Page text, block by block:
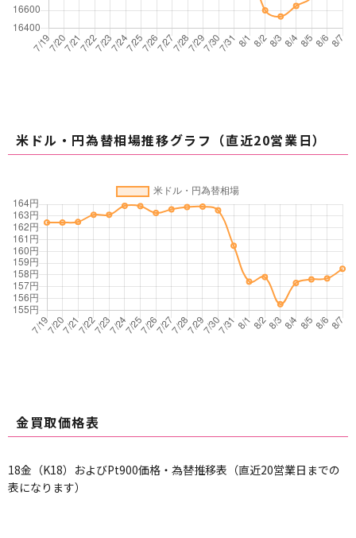
除できません。また法令などの制限により削除で
きない場合がございます。
その他
運営のためにお客様の「Cookie情報」を取得する
場合があります。
イトを再度訪問されたときなどに、より便利に閲
覧して頂くため、お客様がご使用のコンピュータ
を識別するデータのことです。
お客様のコンピュータを識別することはできま
すが、お客様自身を識別することはできません。
本サイトではサービスの一部に Cookieを使用して
おりますが、データはお客様のコンピュータに保
ト（ブラウザ）の設定を変更することにより、
が、これにより当社ウェブサイトにおける一部サ
ービスを正常にご利用頂けない場合がございます
米ドル・円為替相場推移グラフ（直近20営業日）
金買取価格表
18金（K18）およびPt900価格・為替推移表（直近20営業日までの
表になります）